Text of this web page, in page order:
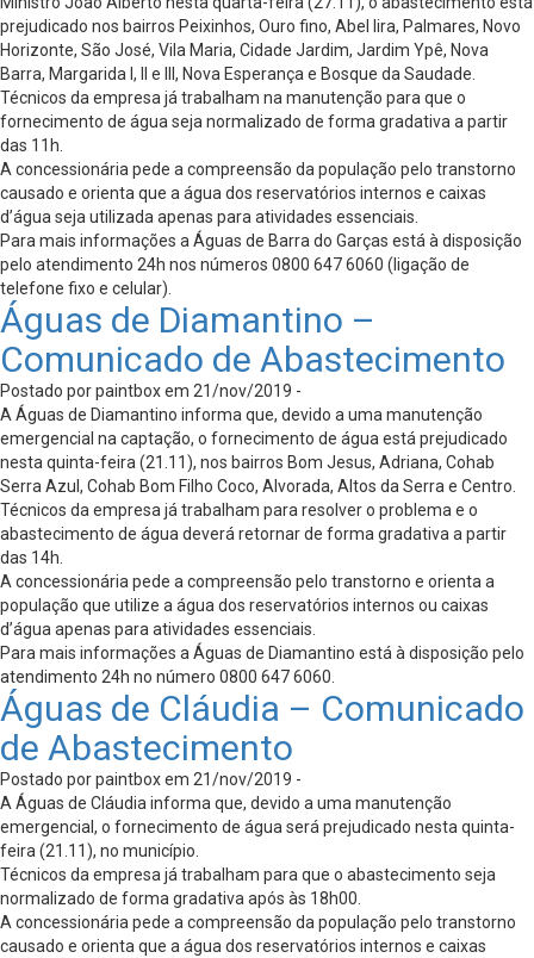
prejudicado nos bairros Peixinhos, Ouro fino, Abel lira, Palmares, Novo
Horizonte, São José, Vila Maria, Cidade Jardim, Jardim Ypê, Nova
Barra, Margarida l, ll e lll, Nova Esperança e Bosque da Saudade.
Técnicos da empresa já trabalham na manutenção para que o
fornecimento de água seja normalizado de forma gradativa a partir
das 11h.
A concessionária pede a compreensão da população pelo transtorno
causado e orienta que a água dos reservatórios internos e caixas
d’água seja utilizada apenas para atividades essenciais.
Para mais informações a Águas de Barra do Garças está à disposição
pelo atendimento 24h nos números 0800 647 6060 (ligação de
telefone fixo e celular).
Águas de Diamantino –
Comunicado de Abastecimento
Postado por paintbox em 21/nov/2019 -
A Águas de Diamantino informa que, devido a uma manutenção
emergencial na captação, o fornecimento de água está prejudicado
nesta quinta-feira (21.11), nos bairros Bom Jesus, Adriana, Cohab
Serra Azul, Cohab Bom Filho Coco, Alvorada, Altos da Serra e Centro.
Técnicos da empresa já trabalham para resolver o problema e o
abastecimento de água deverá retornar de forma gradativa a partir
das 14h.
A concessionária pede a compreensão pelo transtorno e orienta a
população que utilize a água dos reservatórios internos ou caixas
d’água apenas para atividades essenciais.
Para mais informações a Águas de Diamantino está à disposição pelo
atendimento 24h no número 0800 647 6060.
Águas de Cláudia – Comunicado
de Abastecimento
Postado por paintbox em 21/nov/2019 -
A Águas de Cláudia informa que, devido a uma manutenção
emergencial, o fornecimento de água será prejudicado nesta quinta-
feira (21.11), no município.
Técnicos da empresa já trabalham para que o abastecimento seja
normalizado de forma gradativa após às 18h00.
A concessionária pede a compreensão da população pelo transtorno
causado e orienta que a água dos reservatórios internos e caixas